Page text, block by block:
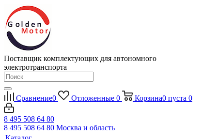
Поставщик комплектующих для автономного
электротранспорта
Сравнение0 Отложенные 0 Корзина0 пуста 0
8 495 508 64 80
8 495 508 64 80 Москва и область